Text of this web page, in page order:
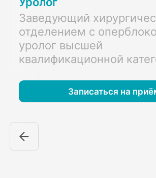
Заведующий
отделением с
уролог высшей
квалификационной
Записаться на